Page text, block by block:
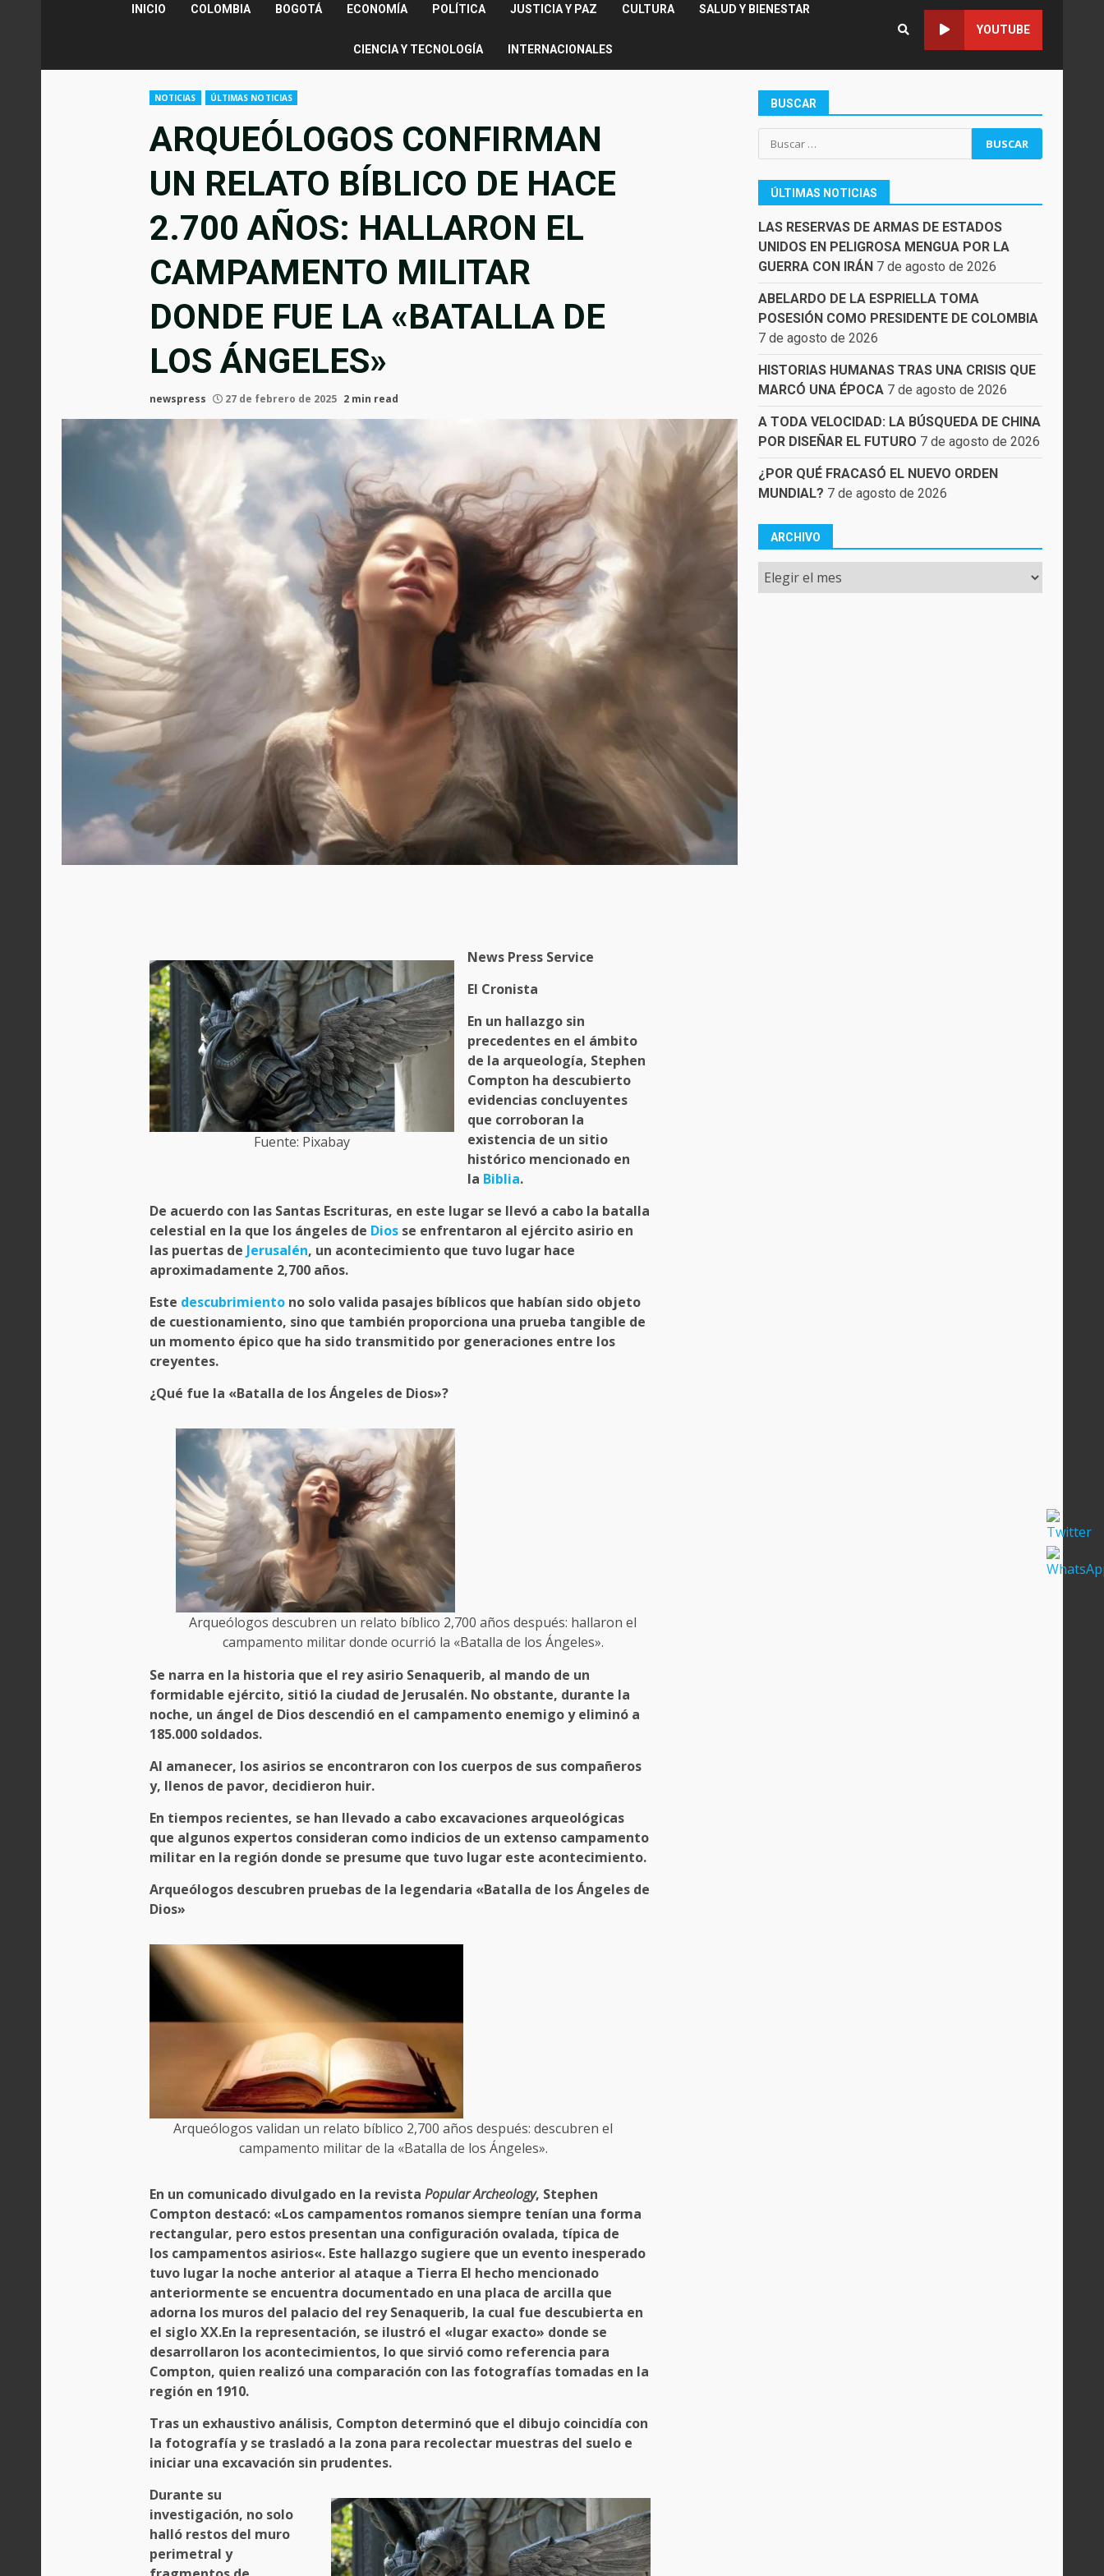
INICIO COLOMBIA BOGOTÁ ECONOMÍA POLÍTICA JUSTICIA Y PAZ CULTURA SALUD Y BIENESTAR
CIENCIA Y TECNOLOGÍA INTERNACIONALES
YOUTUBE
NOTICIAS ÚLTIMAS NOTICIAS
ARQUEÓLOGOS CONFIRMAN
UN RELATO BÍBLICO DE HACE
2.700 AÑOS: HALLARON EL
CAMPAMENTO MILITAR
DONDE FUE LA «BATALLA DE
LOS ÁNGELES»
newspress 27 de febrero de 2025 2 min read
Fuente: Pixabay
News Press Service
El Cronista
En un hallazgosin
precedentes en el ámbito
de la arqueología, Stephen
Compton ha descubierto
evidencias concluyentes
que corroboran la
existencia de un sitio
históricomencionado en
la Biblia.
De acuerdo con las Santas Escrituras, en este lugar se llevó a cabo la batalla
celestial en la que los ángelesde Diosse enfrentaron al ejército asirioen
las puertas de Jerusalén, un acontecimiento que tuvo lugar hace
aproximadamente 2,700 años.
Este descubrimientono solo valida pasajes bíblicos que habían sido objeto
de cuestionamiento, sino que también proporciona una prueba tangible de
un momento épico que ha sido transmitido por generaciones entre los
creyentes.
¿Qué fue la «Batalla de los Ángeles de Dios»?
Arqueólogos descubren un relato bíblico 2,700 años después: hallaron el
campamento militar donde ocurrió la «Batalla de los Ángeles».
Se narra en la historia que el rey asirio Senaquerib, al mando de un
formidable ejército, sitió la ciudad de Jerusalén. No obstante, durante la
noche, un ángel de Diosdescendió en el campamento enemigo yeliminó a
185.000 soldados.
Al amanecer, los asirios se encontraron con los cuerpos de sus compañeros
y, llenos de pavor, decidieron huir.
En tiempos recientes, se han llevado a cabo excavaciones arqueológicas
que algunos expertos consideran como indicios de un extenso campamento
militaren la región donde se presume que tuvo lugar este acontecimiento.
Arqueólogos descubren pruebas de la legendaria «Batalla de los Ángeles de
Dios»
Arqueólogos validan un relato bíblico 2,700 años después: descubren el
campamento militar de la «Batalla de los Ángeles».
En un comunicado divulgado en la revista Popular Archeology, Stephen
Compton destacó: «Los campamentos romanos siempre tenían una forma
rectangular, pero estos presentan una configuración ovalada, típica de
los campamentos asirios«. Este hallazgo sugiere que un evento inesperado
tuvo lugar la noche anterior al ataque a Tierra El hecho mencionado
anteriormente se encuentra documentado en una placa de arcilla que
adorna los muros del palacio del rey Senaquerib, la cual fue descubierta en
el siglo XX.En la representación, se ilustró el «lugar exacto» donde se
desarrollaron los acontecimientos, lo que sirvió como referencia para
Compton, quien realizó una comparación con las fotografías tomadas en la
región en 1910.
Tras un exhaustivo análisis, Compton determinó que el dibujo coincidía con
la fotografía y se trasladó a la zona para recolectar muestras del suelo e
iniciar una excavación sin prudentes.
Durante su
investigación, no solo
halló restos del muro
perimetral y
BUSCAR
Buscar:
ÚLTIMAS NOTICIAS
LAS RESERVAS DE ARMAS DE ESTADOS
UNIDOS EN PELIGROSA MENGUA POR LA
GUERRA CON IRÁN 7 de agosto de 2026
ABELARDO DE LA ESPRIELLA TOMA
POSESIÓN COMO PRESIDENTE DE COLOMBIA
7 de agosto de 2026
HISTORIAS HUMANAS TRAS UNA CRISIS QUE
MARCÓ UNA ÉPOCA 7 de agosto de 2026
A TODA VELOCIDAD: LA BÚSQUEDA DE CHINA
POR DISEÑAR EL FUTURO 7 de agosto de 2026
¿POR QUÉ FRACASÓ EL NUEVO ORDEN
MUNDIAL? 7 de agosto de 2026
ARCHIVO
Archivo